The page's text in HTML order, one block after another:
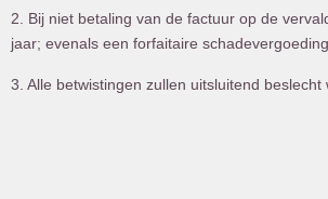
2. Bij niet betaling van de factuur op de
jaar; evenals een forfaitaire
3. Alle betwistingen zullen uitsluitend